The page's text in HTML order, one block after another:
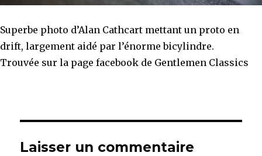
Superbe photo d’Alan Cathcart mettant un proto en
drift, largement aidé par l’énorme bicylindre.
Trouvée sur la page facebook de Gentlemen Classics
Laisser un commentaire